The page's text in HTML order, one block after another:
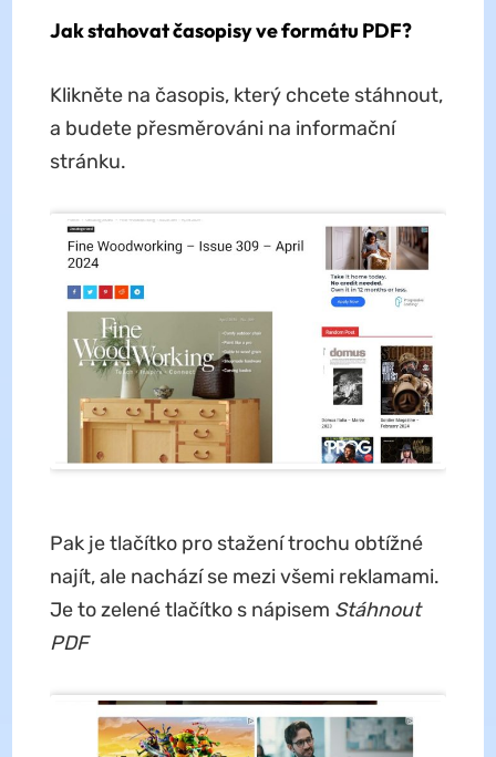
Jak stahovat časopisy ve formátu PDF?
Klikněte na časopis, který chcete stáhnout,
a budete přesměrováni na informační
stránku.
Pak je tlačítko pro stažení trochu obtížné
najít, ale nachází se mezi všemi reklamami.
Je to zelené tlačítko s nápisem Stáhnout
PDF